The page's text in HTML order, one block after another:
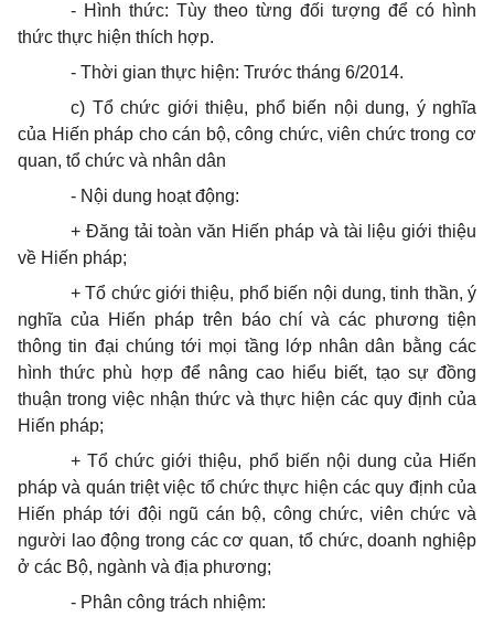
- Hình thức: Tùy theo từng đối tượng để có hình
thức thực hiện thích hợp.
- Thời gian thực hiện: Trước tháng 6/2014.
c) Tổ chức giới thiệu, phổ biến nội dung, ý nghĩa
của Hiến pháp cho cán bộ, công chức, viên chức trong cơ
quan, tổ chức và nhân dân
- Nội dung hoạt động:
+ Đăng tải toàn văn Hiến pháp và tài liệu giới thiệu
về Hiến pháp;
+ Tổ chức giới thiệu, phổ biến nội dung, tinh thần, ý
nghĩa của Hiến pháp trên báo chí và các phương tiện
thông tin đại chúng tới mọi tầng l ớp nhân dân bằng các
hình thức phù hợp để nâng cao hiểu biết, tạo sự đồng
thuận trong việc nhận thức và thực hiện các quy định của
Hiến pháp;
+ Tổ chức giới thiệu, phổ biến nội dung của Hiến
pháp và quán triệt việc tổ chức thực hiện các quy định của
Hiến pháp tới đội ngũ cán bộ, công chức, viên chức và
người lao động trong các cơ quan, tổ chức, doanh nghiệp
ở các Bộ, ngành và địa phương;
- Phân công trách nhiệm: